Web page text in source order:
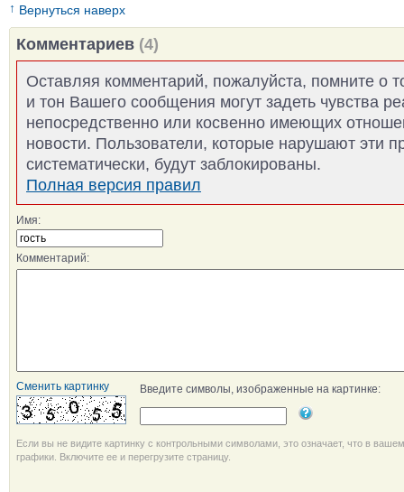
↑ Вернуться наверх
Комментариев (4)
Оставляя комментарий, пожалуйста, помните о
и тон Вашего сообщения могут задеть чувства
непосредственно или косвенно имеющих
новости. Пользователи, которые нарушают эти
систематически, будут заблокированы.
Полная версия правил
Имя:
Комментарий:
Сменить картинку Введите символы, изображенные на картинке:
Если вы не видите картинку с контрольными символами, это означает, что в
графики. Включите ее и перегрузите страницу.